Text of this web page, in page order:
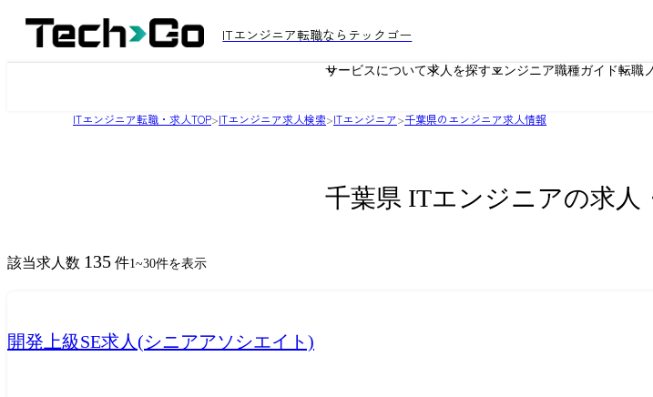
ITエンジニア転職ならテックゴー
サービスについて求人を探すエンジニア職種ガイド転職
ITエンジニア転職・求人TOP>ITエンジニア求人検索>ITエンジニア>千葉県のエンジニア求人情報
千葉県 ITエンジニアの求人
該当求人数 135 件1~30件を表示
開発上級SE求人(シニアアソシエイト)